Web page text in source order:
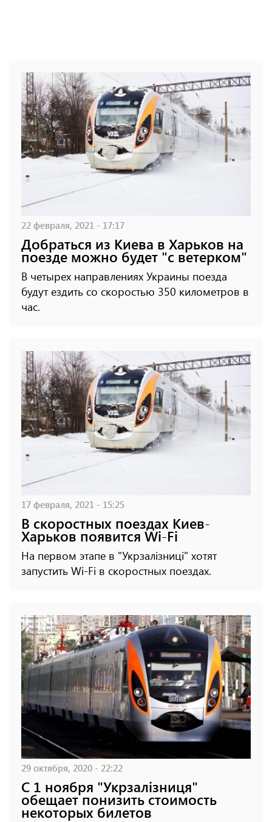
22 февраля, 2021 - 17:17
Добраться из Киева в Харьков на
поезде можно будет "с ветерком"
В четырех направлениях Украины поезда
будут ездить со скоростью 350 километров в
час.
17 февраля, 2021 - 15:25
В скоростных поездах Киев-
Харьков появится Wi-Fi
На первом этапе в "Укрзалізниці" хотят
запустить Wi-Fi в скоростных поездах.
29 октября, 2020 - 22:22
С 1 ноября "Укрзалізниця"
обещает понизить стоимость
некоторых билетов